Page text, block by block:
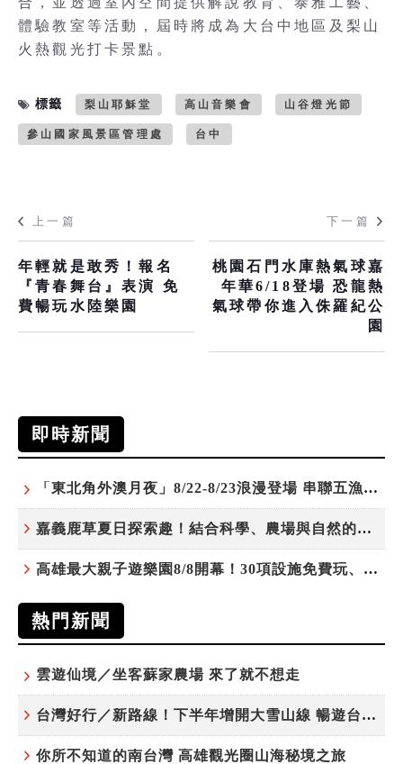
體驗教室等活動，屆時將成為大台中地區及梨山
火熱觀光打卡景點。
標籤 梨山耶穌堂 高山音樂會 山谷燈光節
參山國家風景區管理處 台中
上一篇
年輕就是敢秀！報名
『青春舞台』表演 免
費暢玩水陸樂園
下一篇
桃園石門水庫熱氣球嘉
年華6/18登場 恐龍熱
氣球帶你進入侏羅紀公
園
即時新聞
「東北角外澳月夜」8/22-8/23浪漫登場 串聯五漁村、音樂、市集、火舞與慢旅共度夏夜
嘉義鹿草夏日探索趣！結合科學、農場與自然的親子小旅行
高雄最大親子遊樂園8/8開幕！30項設施免費玩、YOYO家族嗨翻暑假
熱門新聞
雲遊仙境／坐客蘇家農場 來了就不想走
台灣好行／新路線！下半年增開大雪山線 暢遊台中更便利
你所不知道的南台灣 高雄觀光圈山海秘境之旅